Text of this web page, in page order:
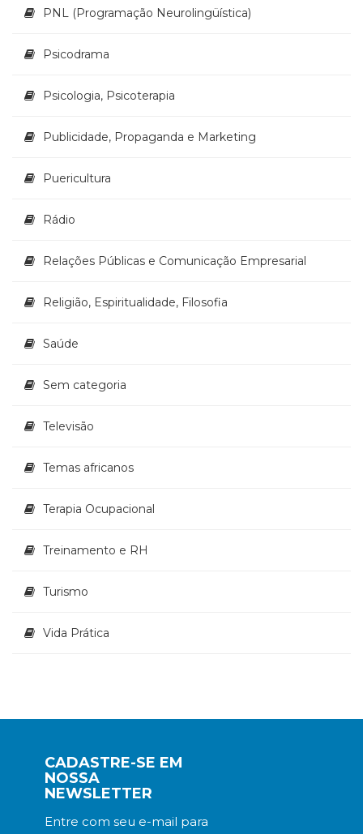
PNL (Programação Neurolingüística)
Psicodrama
Psicologia, Psicoterapia
Publicidade, Propaganda e Marketing
Puericultura
Rádio
Relações Públicas e Comunicação Empresarial
Religião, Espiritualidade, Filosofia
Saúde
Sem categoria
Televisão
Temas africanos
Terapia Ocupacional
Treinamento e RH
Turismo
Vida Prática
CADASTRE-SE EM
NOSSA
NEWSLETTER
Entre com seu e-mail para